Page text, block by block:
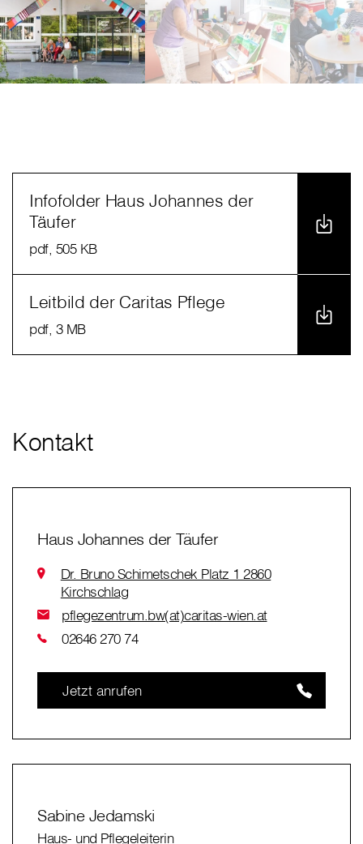
Infofolder Haus Johannes der
Täufer
pdf, 505 KB
Leitbild der Caritas Pflege
pdf, 3 MB
Kontakt
Haus Johannes der Täufer
Dr. Bruno Schimetschek Platz 1 2860
Kirchschlag
pflegezentrum.bw(at)caritas-wien.at
02646 270 74
Jetzt anrufen
Sabine Jedamski
Haus- und Pflegeleiterin